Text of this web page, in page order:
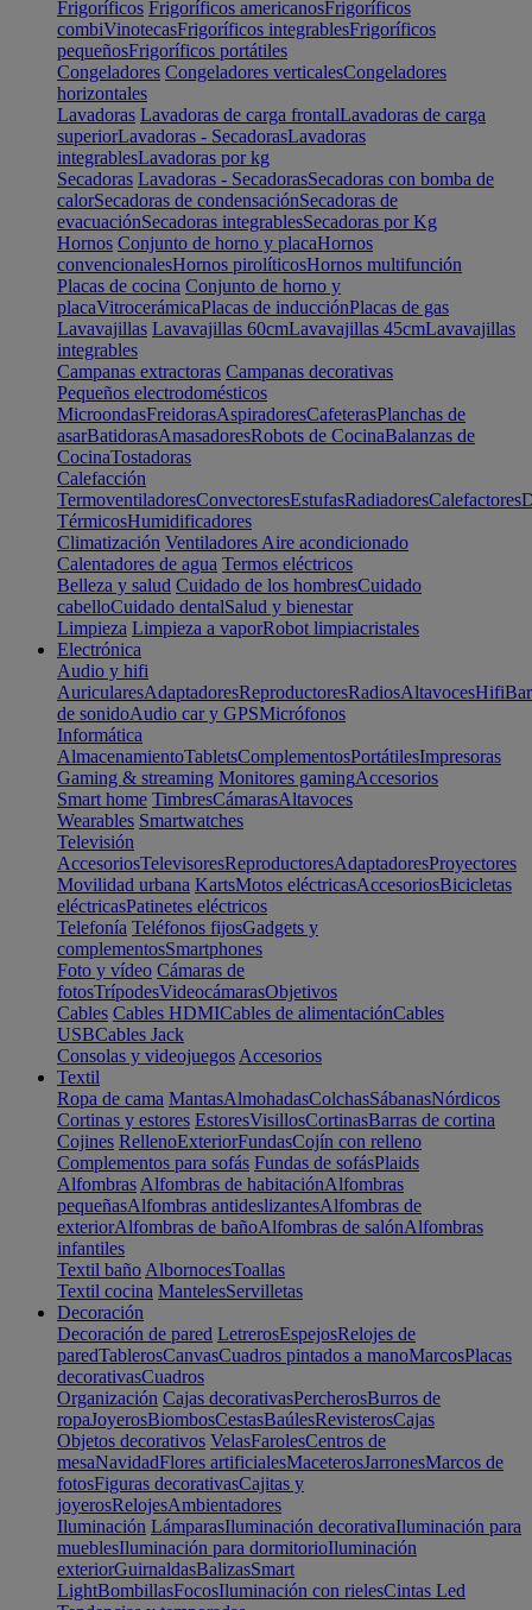
Frigoríficos Frigoríficos americanosFrigoríficos
combiVinotecasFrigoríficos integrablesFrigoríficos
pequeñosFrigoríficos portátiles
Congeladores Congeladores verticalesCongeladores
horizontales
Lavadoras Lavadoras de carga frontalLavadoras de carga
superiorLavadoras - SecadorasLavadoras
integrablesLavadoras por kg
Secadoras Lavadoras - SecadorasSecadoras con bomba de
calorSecadoras de condensaciónSecadoras de
evacuaciónSecadoras integrablesSecadoras por Kg
Hornos Conjunto de horno y placaHornos
convencionalesHornos pirolíticosHornos multifunción
Placas de cocina Conjunto de horno y
placaVitrocerámicaPlacas de inducciónPlacas de gas
Lavavajillas Lavavajillas 60cmLavavajillas 45cmLavavajillas
integrables
Campanas extractoras Campanas decorativas
Pequeños electrodomésticos
MicroondasFreidorasAspiradoresCafeterasPlanchas de
asarBatidorasAmasadoresRobots de CocinaBalanzas de
CocinaTostadoras
Calefacción
TermoventiladoresConvectoresEstufasRadiadoresCalefactores
TérmicosHumidificadores
Climatización Ventiladores Aire acondicionado
Calentadores de agua Termos eléctricos
Belleza y salud Cuidado de los hombresCuidado
cabelloCuidado dentalSalud y bienestar
Limpieza Limpieza a vaporRobot limpiacristales
Electrónica
Audio y hifi
AuricularesAdaptadoresReproductoresRadiosAltavocesHifi
de sonidoAudio car y GPSMicrófonos
Informática
AlmacenamientoTabletsComplementosPortátilesImpresoras
Gaming & streaming Monitores gamingAccesorios
Smart home TimbresCámarasAltavoces
Wearables Smartwatches
Televisión
AccesoriosTelevisoresReproductoresAdaptadoresProyectores
Movilidad urbana KartsMotos eléctricasAccesoriosBicicletas
eléctricasPatinetes eléctricos
Telefonía Teléfonos fijosGadgets y
complementosSmartphones
Foto y vídeo Cámaras de
fotosTrípodesVideocámarasObjetivos
Cables Cables HDMICables de alimentaciónCables
USBCables Jack
Consolas y videojuegos Accesorios
Textil
Ropa de cama MantasAlmohadasColchasSábanasNórdicos
Cortinas y estores EstoresVisillosCortinasBarras de cortina
Cojines RellenoExteriorFundasCojín con relleno
Complementos para sofás Fundas de sofásPlaids
Alfombras Alfombras de habitaciónAlfombras
pequeñasAlfombras antideslizantesAlfombras de
exteriorAlfombras de bañoAlfombras de salónAlfombras
infantiles
Textil baño AlbornocesToallas
Textil cocina MantelesServilletas
Decoración
Decoración de pared LetrerosEspejosRelojes de
paredTablerosCanvasCuadros pintados a manoMarcosPlacas
decorativasCuadros
Organización Cajas decorativasPercherosBurros de
ropaJoyerosBiombosCestasBaúlesRevisterosCajas
Objetos decorativos VelasFarolesCentros de
mesaNavidadFlores artificialesMaceterosJarronesMarcos de
fotosFiguras decorativasCajitas y
joyerosRelojesAmbientadores
Iluminación LámparasIluminación decorativaIluminación para
mueblesIluminación para dormitorioIluminación
exteriorGuirnaldasBalizasSmart
LightBombillasFocosIluminación con rielesCintas Led